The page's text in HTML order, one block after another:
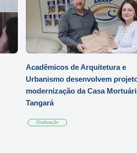
Acadêmicos de Arquitetura e
Urbanismo desenvolvem
modernização da Casa
Tangará
Graduação